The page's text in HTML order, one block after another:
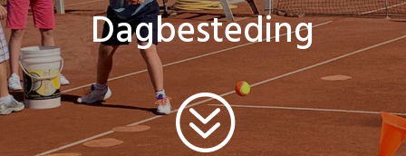
Dagbesteding
?